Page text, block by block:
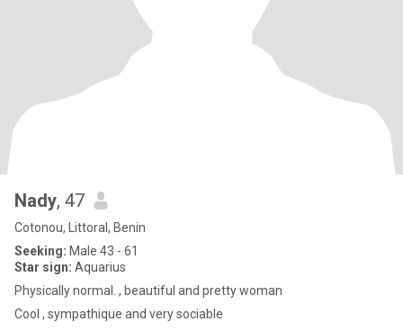
Nady, 47
Cotonou, Littoral, Benin
Seeking: Male 43 - 61
Star sign: Aquarius
Physically normal. , beautiful and pretty woman
Cool , sympathique and very sociable